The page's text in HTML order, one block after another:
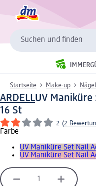
Suchen und finden
Startseite Make-up Nägel
ARDELLUV Maniküre
16 St
2 (2
Farbe
UV Maniküre Set Nail
UV Maniküre Set Nail